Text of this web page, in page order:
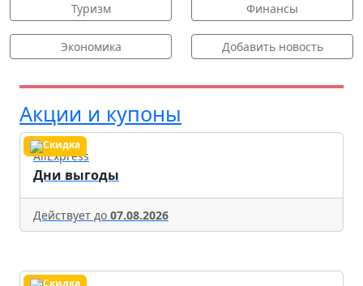
Туризм Финансы
Экономика Добавить новость
Акции и купоны
AliExpress
Дни выгоды
Действует до 07.08.2026